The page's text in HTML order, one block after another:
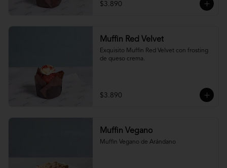
$3.890
Muffin Red Velvet
Exquisito Muffin Red Velvet con frosting
de queso crema.
$3.890
Muffin Vegano
Muffin Vegano de Arándano